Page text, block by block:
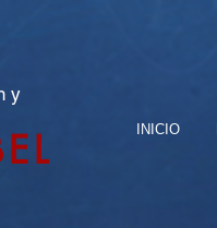
y
INICIO